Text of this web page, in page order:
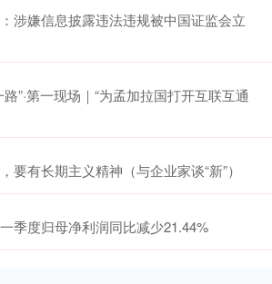
涉嫌信息披露违法违规被中国证监会立
”·第一现场｜“为孟加拉国打开互联互通
要有长期主义精神（与企业家谈“新”）
季度归母净利润同比减少21.44%